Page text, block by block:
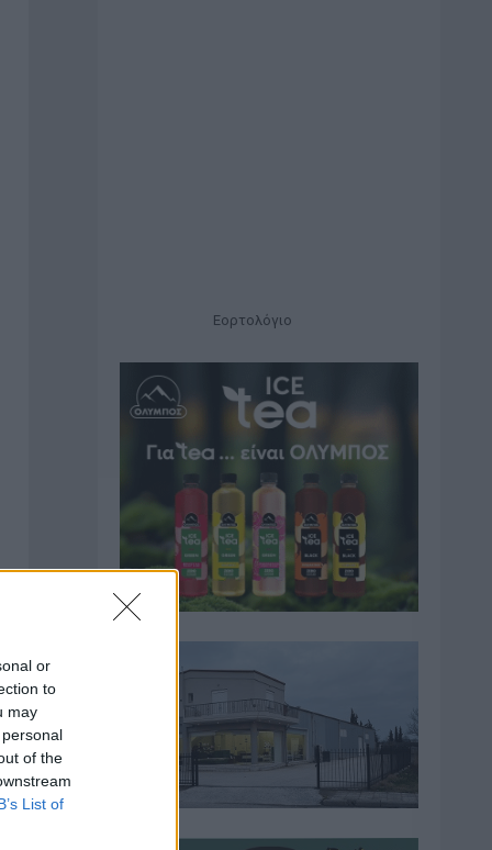
or
to
may
of the
List of
Εορτολόγιο